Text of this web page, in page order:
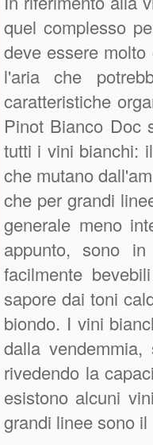
quel complesso
deve essere
l'aria che
caratteristiche
Pinot Bianco Doc
tutti i vini bianchi:
che mutano
che per grandi
generale meno
appunto, sono
facilmente
sapore dai toni
biondo. I vini
dalla
rivedendo la
esistono alcuni
grandi linee sono